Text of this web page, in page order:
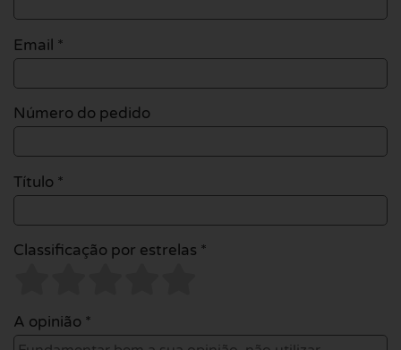
Email *
Número do pedido
Título *
Classificação por estrelas *
A opinião *